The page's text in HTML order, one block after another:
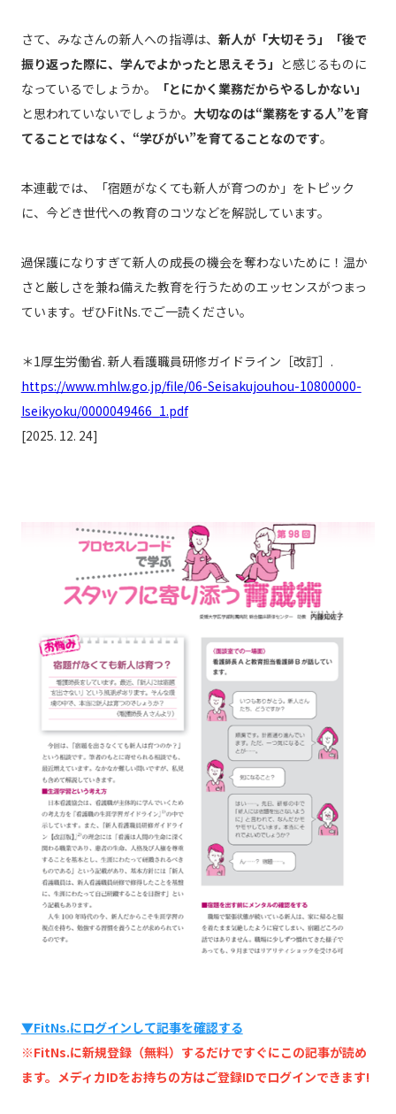
さて、みなさんの新人への指導は、 新人が「大切そう」「後で
振り返った際に、学んでよかったと思えそう」 と感じるものに
なっているでしょうか。
「とにかく業務だからやるしかない」
と思われていないでしょうか。 大切なのは“業務をする人”を育
てることではなく、“学びがい”を育てることなのです。
本連載では、「宿題がなくても新人が育つのか」をトピック
に、今どき世代への教育のコツなどを解説しています。
過保護になりすぎて新人の成長の機会を奪わないために！温か
さと厳しさを兼ね備えた教育を行うためのエッセンスがつまっ
ています。ぜひFitNs.でご一読ください。
＊1厚生労働省. 新人看護職員研修ガイドライン［改訂］.
https://www.mhlw.go.jp/file/06-Seisakujouhou-10800000-
Iseikyoku/0000049466_1.pdf
[2025. 12. 24]
▼FitNs.にログインして記事を確認する
※FitNs.に新規登録（無料）するだけですぐにこの記事が読め
ます。メディカIDをお持ちの方はご登録IDでログインできます!